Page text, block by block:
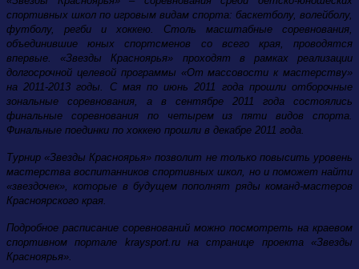
спортивных школ по игровым видам спорта: баскетболу, волейболу,
футболу, регби и хоккею. Столь масштабные соревнования,
объединившие юных спортсменов со всего края, проводятся
впервые. «Звезды Красноярья» проходят в рамках реализации
долгосрочной целевой программы «От массовости к мастерству»
на 2011-2013 годы. С мая по июнь 2011 года прошли отборочные
зональные соревнования, а в сентябре 2011 года состоялись
финальные соревнования по четырем из пяти видов спорта.
Финальные поединки по хоккею прошли в декабре 2011 года.
Турнир «Звезды Красноярья» позволит не только повысить уровень
мастерства воспитанников спортивных школ, но и поможет найти
«звездочек», которые в будущем пополнят ряды команд-мастеров
Красноярского края.
Подробное расписание соревнований можно посмотреть на краевом
спортивном портале kraysport.ru на странице проекта «Звезды
Красноярья».